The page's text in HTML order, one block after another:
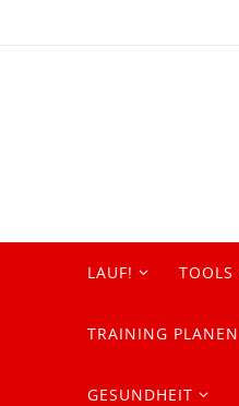
LAUF! TOOLS
TRAINING PLANEN
GESUNDHEIT